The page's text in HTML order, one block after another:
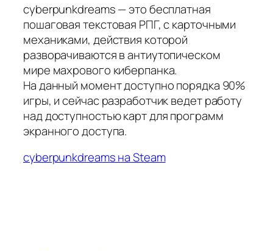
cyberpunkdreams — это бесплатная
пошаговая текстовая РПГ, с карточными
механиками, действия которой
разворачиваются в антиутопическом
мире махрового киберпанка.
На данный момент доступно порядка 90%
игры, и сейчас разработчик ведет работу
над доступностью карт для программ
экранного доступа.
cyberpunkdreams на Steam